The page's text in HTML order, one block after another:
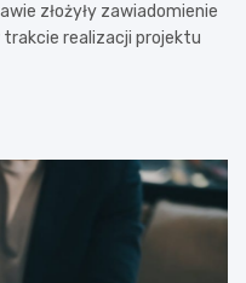
złożyły zawiadomienie
realizacji projektu